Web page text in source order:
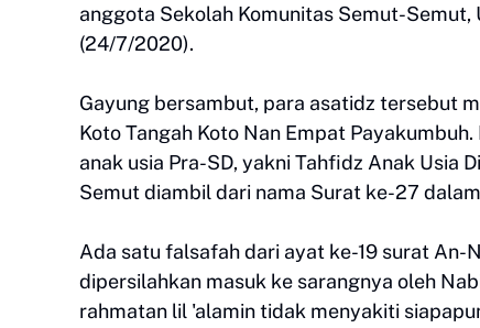
anggota Sekolah Komunitas Semut-
(24/7/2020).
Gayung bersambut, para asatidz tersebut
Koto Tangah Koto Nan Empat
anak usia Pra-SD, yakni Tahfidz Anak Usia
Semut diambil dari nama Surat ke-27
Ada satu falsafah dari ayat ke-19 surat
dipersilahkan masuk ke sarangnya oleh
rahmatan lil 'alamin tidak menyakiti